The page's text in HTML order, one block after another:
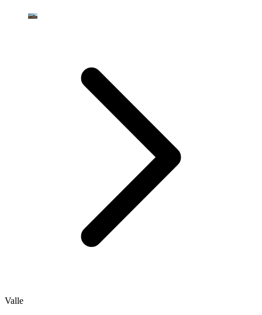
Valle